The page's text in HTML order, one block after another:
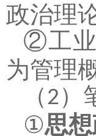
政治理
②工
为管理
（2 ）
①思